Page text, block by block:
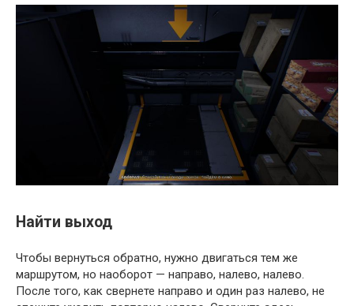
Найти выход
Чтобы вернуться обратно, нужно двигаться тем же
маршрутом, но наоборот — направо, налево, налево.
После того, как свернете направо и один раз налево, не